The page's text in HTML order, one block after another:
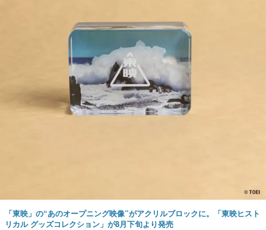
「東映」の“あのオープニング映像”がアクリルブロックに。「東映ヒスト
リカル グッズコレクション」が8月下旬より発売